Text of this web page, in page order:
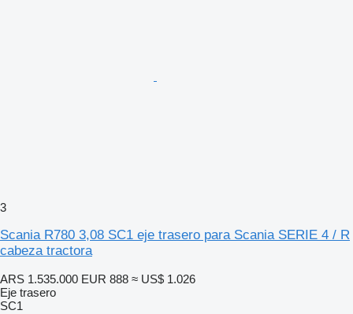
3
Scania R780 3,08 SC1 eje trasero para Scania SERIE 4 / R
cabeza tractora
ARS 1.535.000 EUR 888 ≈ US$ 1.026
Eje trasero
SC1